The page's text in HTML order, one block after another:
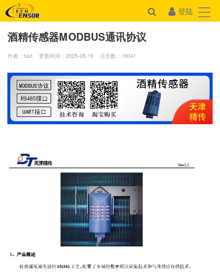
登陆
酒精传感器MODBUS通讯协议
作者：fast 更新时间：2025-05-19 点击数： 19041